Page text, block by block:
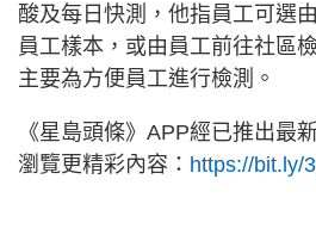
酸及每日快測，他指員工可選
員工樣本，或由員工前往社區
主要為方便員工進行檢測。
《星島頭條》APP經已推出最
瀏覽更精彩內容： https://bit.ly/